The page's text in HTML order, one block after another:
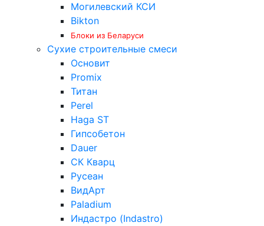
Могилевский КСИ
Bikton
Блоки из Беларуси
Сухие строительные смеси
Основит
Promix
Титан
Perel
Haga ST
Гипсобетон
Dauer
СК Кварц
Русеан
ВидАрт
Paladium
Индастро (Indastro)